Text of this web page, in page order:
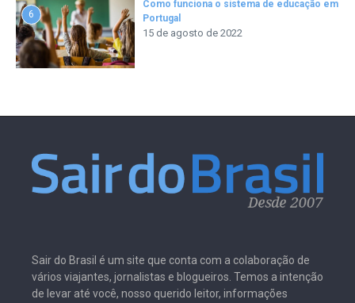
6
Como funciona o sistema de educação em
Portugal
15 de agosto de 2022
Sair do Brasil é um site que conta com a colaboração de
vários viajantes, jornalistas e blogueiros. Temos a intenção
de levar até você, nosso querido leitor, informações